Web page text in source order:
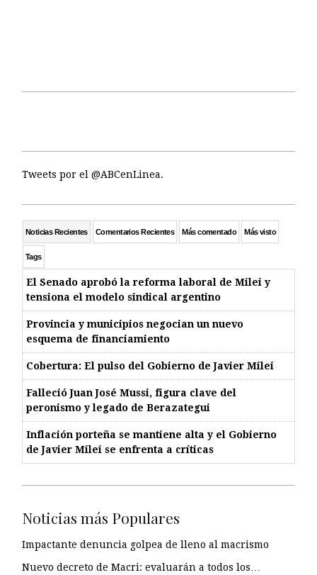
Tweets por el @ABCenLinea.
Noticias Recientes Comentarios Recientes Más comentado Más visto
Tags
El Senado aprobó la reforma laboral de Milei y
tensiona el modelo sindical argentino
Provincia y municipios negocian un nuevo
esquema de financiamiento
Cobertura: El pulso del Gobierno de Javier Milei
Falleció Juan José Mussi, figura clave del
peronismo y legado de Berazategui
Inflación porteña se mantiene alta y el Gobierno
de Javier Milei se enfrenta a críticas
Noticias más Populares
Impactante denuncia golpea de lleno al macrismo
Nuevo decreto de Macri: evaluarán a todos los…